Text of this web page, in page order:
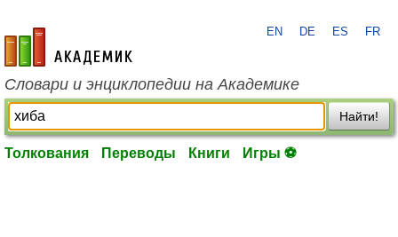
academic.ru
EN DE ES FR
Словари и энциклопедии на Академике
Найти!
Толкования Переводы Книги Игры ⚽